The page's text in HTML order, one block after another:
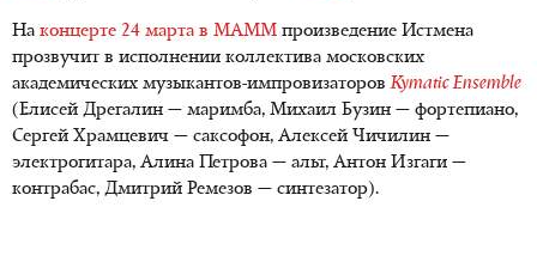
На концерте 24 марта в МАММ произведение Истмена
прозвучит в исполнении коллектива московских
академических музыкантов-импровизаторовKymatic Ensemble
(Елисей Дрегалин — маримба, Михаил Бузин — фортепиано,
Сергей Храмцевич — саксофон, Алексей Чичилин —
электрогитара, Алина Петрова — альт, Антон Изгаги —
контрабас, Дмитрий Ремезов — синтезатор).